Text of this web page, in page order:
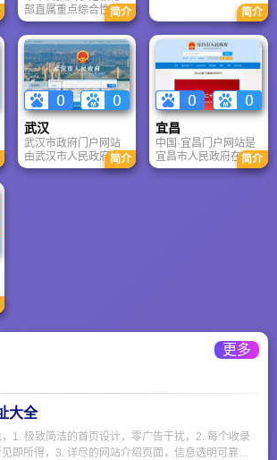
部直属重点综合性大
学，国家"双一
流"、"985工程"、"211
工程"建设高校。学校
被誉为"森林式大学"，
绿化覆盖率72%。拥
有机械工程等4个A+学
科和武汉光电国家研
究中心等国家级平
台，附属同济、协和
医院全国知名，正加
快建设中国特色世界
一流大学。
简介
医、管理、艺术等12
个学科门类。学校设
有人文科学、社会科
学、理学、工学、信
息科学和医学六大学
部34个学院（系）以
及3所三级甲等附属医
院。有123个本科专
业。
简介
武汉
武汉市政府门户网站
由武汉市人民政府主
办，武汉市信息产业
契机，促进政务公开
简介
宜昌
中国·宜昌门户网站是
宜昌市人民政府在互
联网上发布信息和提
出宝贵意见和建议。
简介
更多
大全
1. 极致简洁的首页设计，零广告干扰，2. 每个收录
即所得，3. 详尽的网站介绍页面，信息透明可靠，